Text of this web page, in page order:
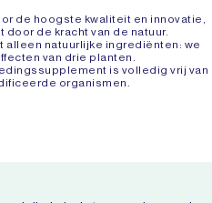
de hoogste kwaliteit en innovatie,
door de kracht van de natuur.
alleen natuurlijke ingrediënten: we
van drie planten.
is volledig vrij van
organismen.